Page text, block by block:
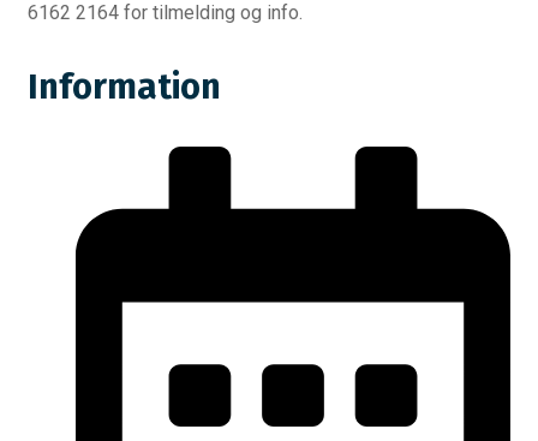
6162 2164 for tilmelding og info.
Information